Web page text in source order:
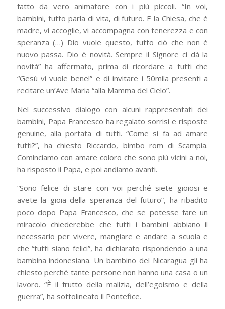
fatto da vero animatore con i più piccoli. “In voi,
bambini, tutto parla di vita, di futuro. E la Chiesa, che è
madre, vi accoglie, vi accompagna con tenerezza e con
speranza (…) Dio vuole questo, tutto ciò che non è
nuovo passa. Dio è novità. Sempre il Signore ci dà la
novità” ha affermato, prima di ricordare a tutti che
“Gesù vi vuole bene!” e di invitare i 50mila presenti a
recitare un’Ave Maria “alla Mamma del Cielo”.
Nel successivo dialogo con alcuni rappresentati dei
bambini, Papa Francesco ha regalato sorrisi e risposte
genuine, alla portata di tutti. “Come si fa ad amare
tutti?”, ha chiesto Riccardo, bimbo rom di Scampia.
Cominciamo con amare coloro che sono più vicini a noi,
ha risposto il Papa, e poi andiamo avanti.
“Sono felice di stare con voi perché siete gioiosi e
avete la gioia della speranza del futuro”, ha ribadito
poco dopo Papa Francesco, che se potesse fare un
miracolo chiederebbe che tutti i bambini abbiano il
necessario per vivere, mangiare e andare a scuola e
che “tutti siano felici”, ha dichiarato rispondendo a una
bambina indonesiana. Un bambino del Nicaragua gli ha
chiesto perché tante persone non hanno una casa o un
lavoro. “È il frutto della malizia, dell’egoismo e della
guerra”, ha sottolineato il Pontefice.